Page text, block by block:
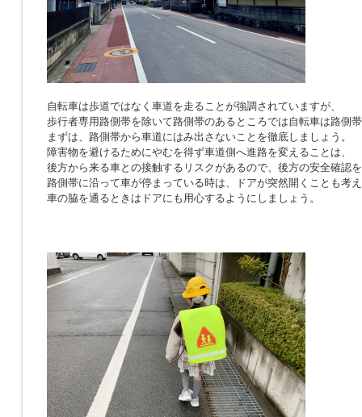
自転車は歩道ではなく車道を走ることが強調されていますが、
歩行者専用路側帯を除いて路側帯のあるところでは自転車は路側
まずは、路側帯から車道にはみ出さないことを徹底しましょう。
障害物を避けるためにやむを得ず車道側へ進路を変えることは、
後方から来る車との接触するリスクがあるので、後方の安全確認
路側帯に沿って車が停まっている時は、ドアが突然開くことも考
車の脇を通るときはドアにも用心するようにしましょう。